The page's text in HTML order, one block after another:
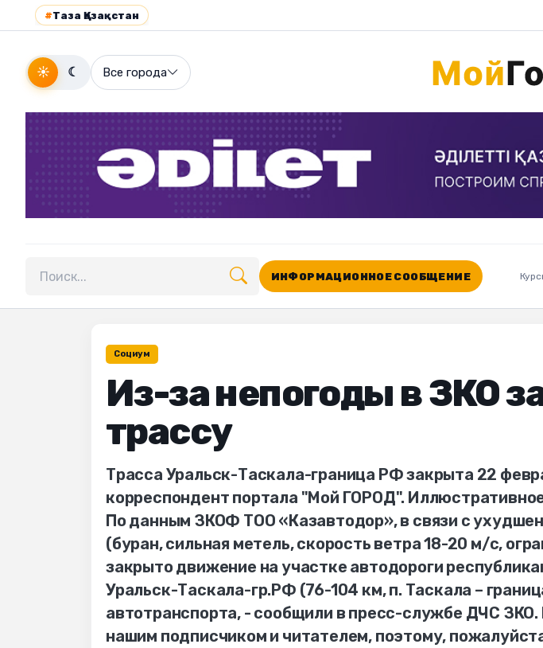
#Таза Қазақстан
☀ ☾ Все города
Поиск по сайту
ИНФОРМАЦИОННОЕ СООБЩЕНИЕ
Социум
Из-за непогоды в ЗКО
трассу
Трасса Уральск-Таскала-граница РФ закрыта 22
корреспондент портала "Мой ГОРОД".
По данным ЗКОФ ТОО «Казавтодор», в связи с
(буран, сильная метель, скорость ветра 18-20 м/с,
закрыто движение на участке автодороги
Уральск-Таскала-гр.РФ (76-104 км, п. Таскала –
автотранспорта, - сообщили в пресс-службе ДЧС
нашим подписчиком и читателем, поэтому,